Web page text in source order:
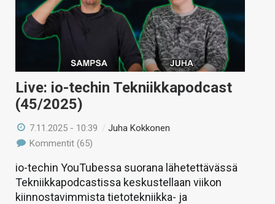
VAIHDA TEEMA
HAKU
Live: io-techin Tekniikkapodcast
(45/2025)
7.11.2025 - 10:39 /Juha Kokkonen
Kommentit (65)
io-techin YouTubessa suorana lähetettävässä
Tekniikkapodcastissa keskustellaan viikon
kiinnostavimmista tietotekniikka- ja